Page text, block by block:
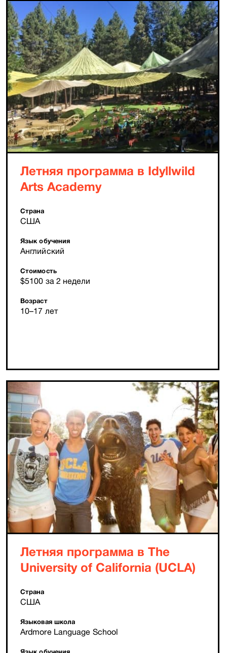
Летняя программа в Idyllwild
Arts Academy
Страна
США
Язык обучения
Английский
Стоимость
$5100 за 2 недели
Возраст
10–17 лет
Летняя программа в The
University of California (UCLA)
Страна
США
Языковая школа
Ardmore Language School